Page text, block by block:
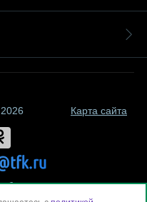
Карта сайта
персональных данных